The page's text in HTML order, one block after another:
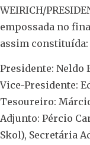
WEIRICH/
empossada no
assim constituída:
Presidente: Neldo
Vice-Presidente:
Tesoureiro:
Adjunto: Pércio
Skol), Secretária